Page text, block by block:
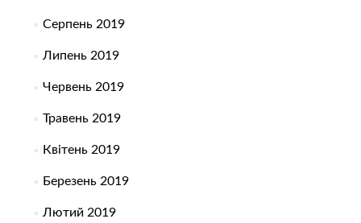
Серпень 2019
Липень 2019
Червень 2019
Травень 2019
Квітень 2019
Березень 2019
Лютий 2019